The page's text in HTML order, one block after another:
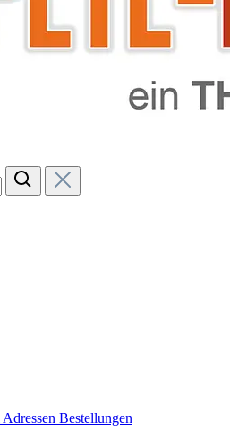
Adressen Bestellungen